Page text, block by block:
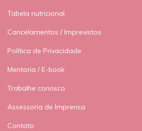
Tabela nutricional
Cancelamentos / Imprevistos
Política de Privacidade
Mentoria / E-book
Trabalhe conosco
Assessoria de Imprensa
Contato